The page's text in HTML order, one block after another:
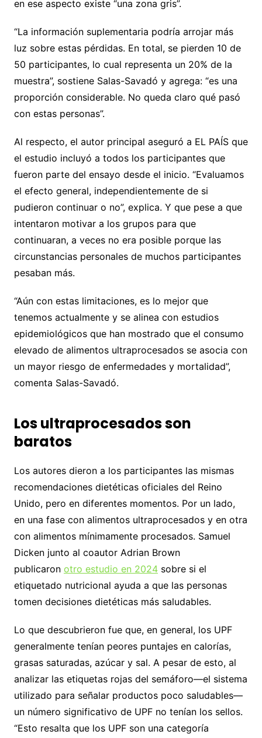
en ese aspecto existe “una zona gris”.
“La información suplementaria podría arrojar más
luz sobre estas pérdidas. En total, se pierden 10 de
50 participantes, lo cual representa un 20% de la
muestra”, sostiene Salas-Savadó y agrega: “es una
proporción considerable. No queda claro qué pasó
con estas personas”.
Al respecto, el autor principal aseguró a EL PAÍS que
el estudio incluyó a todos los participantes que
fueron parte del ensayo desde el inicio. “Evaluamos
el efecto general, independientemente de si
pudieron continuar o no”, explica. Y que pese a que
intentaron motivar a los grupos para que
continuaran, a veces no era posible porque las
circunstancias personales de muchos participantes
pesaban más.
“Aún con estas limitaciones, es lo mejor que
tenemos actualmente y se alinea con estudios
epidemiológicos que han mostrado que el consumo
elevado de alimentos ultraprocesados se asocia con
un mayor riesgo de enfermedades y mortalidad”,
comenta Salas-Savadó.
Los ultraprocesados son
baratos
Los autores dieron a los participantes las mismas
recomendaciones dietéticas oficiales del Reino
Unido, pero en diferentes momentos. Por un lado,
en una fase con alimentos ultraprocesados y en otra
con alimentos mínimamente procesados. Samuel
Dicken junto al coautor Adrian Brown
publicaron otro estudio en 2024sobre si el
etiquetado nutricional ayuda a que las personas
tomen decisiones dietéticas más saludables.
Lo que descubrieron fue que, en general, los UPF
generalmente tenían peores puntajes en calorías,
grasas saturadas, azúcar y sal. A pesar de esto, al
analizar las etiquetas rojas del semáforo—el sistema
utilizado para señalar productos poco saludables—
un número significativo de UPF no tenían los sellos.
“Esto resalta que los UPF son una categoría